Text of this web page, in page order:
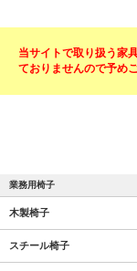
当サイトで取り扱う家
ておりませんので予め
業務用椅子
木製椅子
スチール椅子